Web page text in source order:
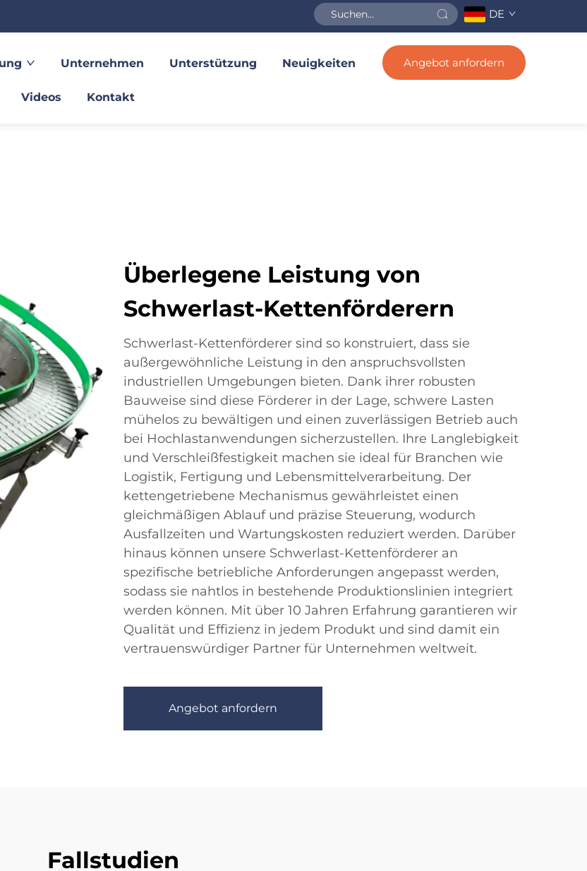
DE
Unternehmen Unterstützung Neuigkeiten
Videos Kontakt
Angebot anfordern
Überlegene Leistung von
Schwerlast-Kettenförderern
Schwerlast-Kettenförderer sind so konstruiert, dass sie
außergewöhnliche Leistung in den anspruchsvollsten
industriellen Umgebungen bieten. Dank ihrer robusten
Bauweise sind diese Förderer in der Lage, schwere Lasten
mühelos zu bewältigen und einen zuverlässigen Betrieb auch
bei Hochlastanwendungen sicherzustellen. Ihre Langlebigkeit
und Verschleißfestigkeit machen sie ideal für Branchen wie
Logistik, Fertigung und Lebensmittelverarbeitung. Der
kettengetriebene Mechanismus gewährleistet einen
gleichmäßigen Ablauf und präzise Steuerung, wodurch
Ausfallzeiten und Wartungskosten reduziert werden. Darüber
hinaus können unsere Schwerlast-Kettenförderer an
spezifische betriebliche Anforderungen angepasst werden,
sodass sie nahtlos in bestehende Produktionslinien integriert
werden können. Mit über 10 Jahren Erfahrung garantieren wir
Qualität und Effizienz in jedem Produkt und sind damit ein
vertrauenswürdiger Partner für Unternehmen weltweit.
Angebot anfordern
Fallstudien